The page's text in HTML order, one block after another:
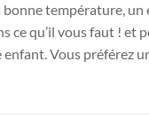
bonne température, un
ce qu’il vous faut !
Vous préférez